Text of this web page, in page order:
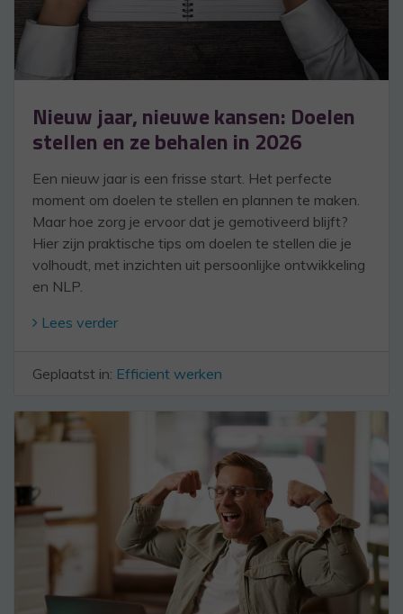
Nieuw jaar, nieuwe kansen: Doelen
stellen en ze behalen in 2026
Een nieuw jaar is een frisse start. Het perfecte
moment om doelen te stellen en plannen te maken.
Maar hoe zorg je ervoor dat je gemotiveerd blijft?
Hier zijn praktische tips om doelen te stellen die je
volhoudt, met inzichten uit persoonlijke ontwikkeling
en NLP.
Lees verder
Geplaatst in: Efficient werken